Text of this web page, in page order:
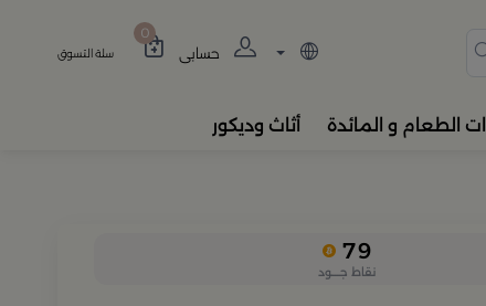
المباخر، والفواحات
حسابي
0
سلة التسوق
الطعام و المائدة أثاث وديكور
79
نقاط جــــود